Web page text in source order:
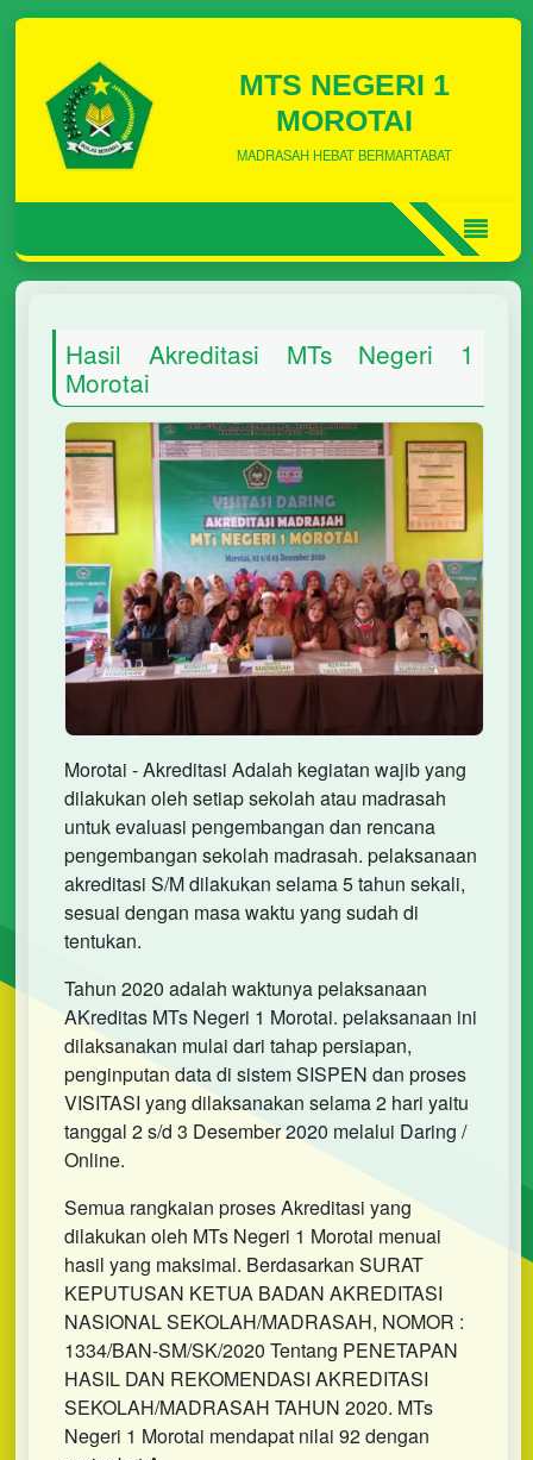
MTS NEGERI 1
MOROTAI
MADRASAH HEBAT BERMARTABAT
Hasil Akreditasi MTs Negeri 1
Morotai
Morotai - Akreditasi Adalah kegiatan wajib yang
dilakukan oleh setiap sekolah atau madrasah
untuk evaluasi pengembangan dan rencana
pengembangan sekolah madrasah. pelaksanaan
akreditasi S/M dilakukan selama 5 tahun sekali,
sesuai dengan masa waktu yang sudah di
tentukan.
Tahun 2020 adalah waktunya pelaksanaan
AKreditas MTs Negeri 1 Morotai. pelaksanaan ini
dilaksanakan mulai dari tahap persiapan,
penginputan data di sistem SISPEN dan proses
VISITASI yang dilaksanakan selama 2 hari yaitu
tanggal 2 s/d 3 Desember 2020 melalui Daring /
Online.
Semua rangkaian proses Akreditasi yang
dilakukan oleh MTs Negeri 1 Morotai menuai
hasil yang maksimal. Berdasarkan SURAT
KEPUTUSAN KETUA BADAN AKREDITASI
NASIONAL SEKOLAH/MADRASAH, NOMOR :
1334/BAN-SM/SK/2020 Tentang PENETAPAN
HASIL DAN REKOMENDASI AKREDITASI
SEKOLAH/MADRASAH TAHUN 2020. MTs
Negeri 1 Morotai mendapat nilai 92 dengan